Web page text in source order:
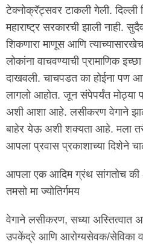
टेक्नोक्रॅट्सवर टाकली गेली. दिल्ली
महाराष्ट्र सरकारची झाली नाही.
शिकणारा माणूस आणि
लोकांना वाचवण्याची प्रामाणिक
दाखवली. चाचपडत का होईना पण
लागलो आहोत. जून संपेपर्यंत मोठ्या
अशी आशा आहे. लसीकरण वेगाने
बाहेर येऊ अशी शक्यता आहे. मला
आपला प्रवास प्रकाशाच्या दिशेने
आपला एक आदिम ग्रंथ सांगतोच की
तमसो मा ज्योतिर्गमय
वेगाने लसीकरण, सध्या अस्तित्वात
उपकेंद्रे आणि आरोग्यसेवक/सेविका